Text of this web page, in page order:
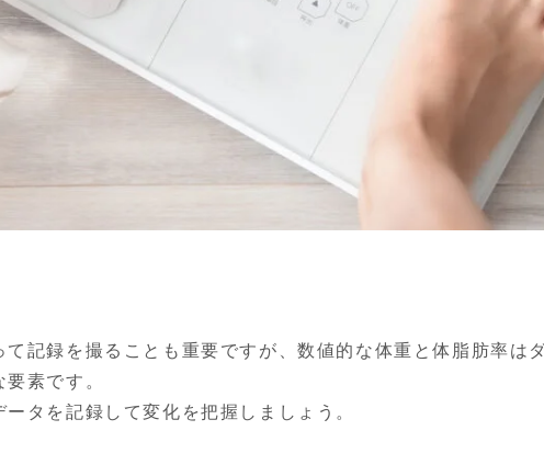
て記録を撮ることも重要ですが、数値的な体重と体脂肪率は
素です。
タを記録して変化を把握しましょう。